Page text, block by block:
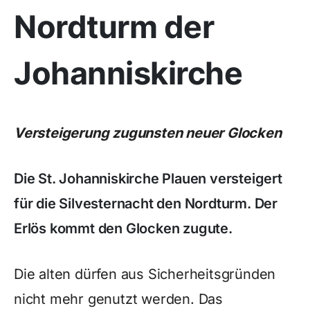
Nordturm der
Johanniskirche
Versteigerung zugunsten neuer Glocken
Die St. Johanniskirche Plauen versteigert
für die Silvesternacht den Nordturm. Der
Erlös kommt den Glocken zugute.
Die alten dürfen aus Sicherheitsgründen
nicht mehr genutzt werden. Das